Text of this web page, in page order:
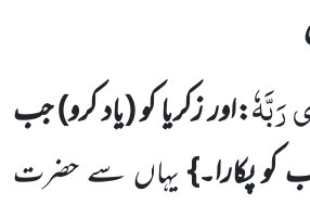
رَبَّهٗ:اور زکریا کو(یاد کرو)جب
پکارا۔}یہاں سے حضرت